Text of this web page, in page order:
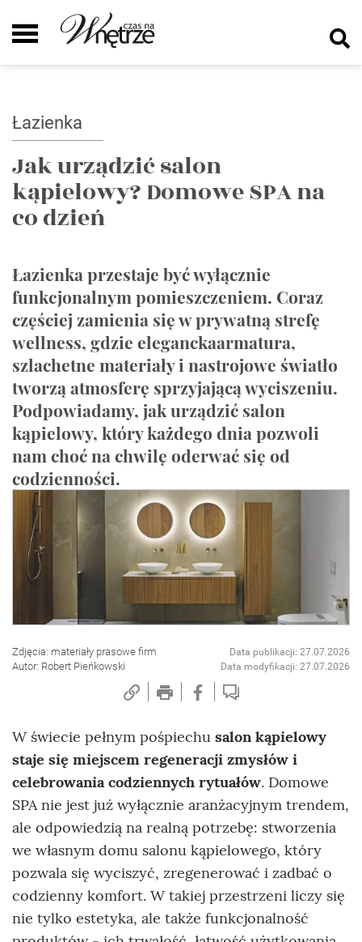
Łazienka
Jak urządzić salon
kąpielowy? Domowe SPA na
co dzień
Łazienka przestaje być wyłącznie
funkcjonalnym pomieszczeniem. Coraz
częściej zamienia się w prywatną strefę
wellness, gdzie eleganckaarmatura,
szlachetne materiały i nastrojowe światło
tworzą atmosferę sprzyjającą wyciszeniu.
Podpowiadamy, jak urządzić salon
kąpielowy, który każdego dnia pozwoli
nam choć na chwilę oderwać się od
codzienności.
Zdjęcia: materiały prasowe firm
Autor: Robert Pieńkowski
Data publikacji: 27.07.2026
Data modyfikacji: 27.07.2026
W świecie pełnym pośpiechu salon kąpielowy
staje się miejscem regeneracji zmysłów i
celebrowania codziennych rytuałów. Domowe
SPA nie jest już wyłącznie aranżacyjnym trendem,
ale odpowiedzią na realną potrzebę: stworzenia
we własnym domu salonu kąpielowego, który
pozwala się wyciszyć, zregenerować i zadbać o
codzienny komfort. W takiej przestrzeni liczy się
nie tylko estetyka, ale także funkcjonalność